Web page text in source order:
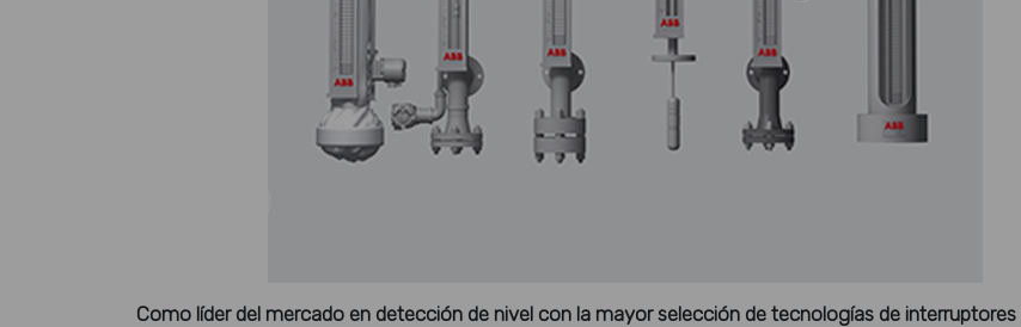
Como líder del mercado en detección de nivel con la mayor selección de tecnologías de interruptores